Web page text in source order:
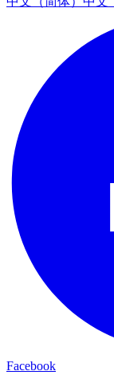
Facebook